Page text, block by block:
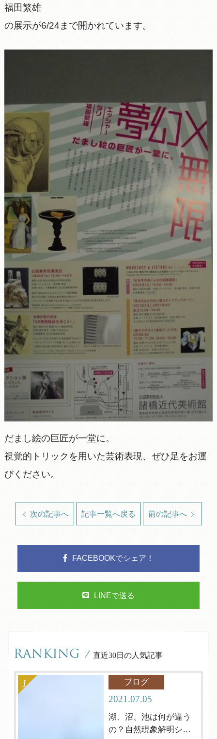
福田繁雄
の展示が6/24まで開かれています。
だまし絵の巨匠が一堂に。
視覚的トリックを用いた芸術表現、ぜひ足をお運
びください。
次の記事へ 記事一覧へ戻る 前の記事へ
FACEBOOKでシェア！
LINEで送る
RANKING / 直近30日の人気記事
ブログ
2021.07.05
湖、沼、池は何が違う
の？自然現象解明シリ